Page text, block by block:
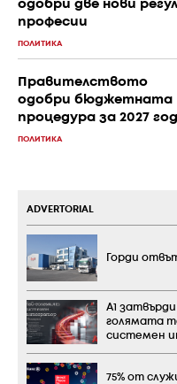
одобри две нови
професии
ПОЛИТИКА
Правителството
одобри бюджетната
процедура за 2027
ПОЛИТИКА
ADVERTORIAL
Горди
А1
голямата
системен
75% от